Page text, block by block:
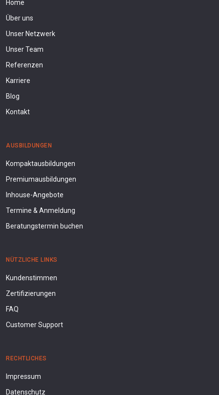
Home
Über uns
Unser Netzwerk
Unser Team
Referenzen
Karriere
Blog
Kontakt
AUSBILDUNGEN
Kompaktausbildungen
Premiumausbildungen
Inhouse-Angebote
Termine & Anmeldung
Beratungstermin buchen
NÜTZLICHE LINKS
Kundenstimmen
Zertifizierungen
FAQ
Customer Support
RECHTLICHES
Impressum
Datenschutz